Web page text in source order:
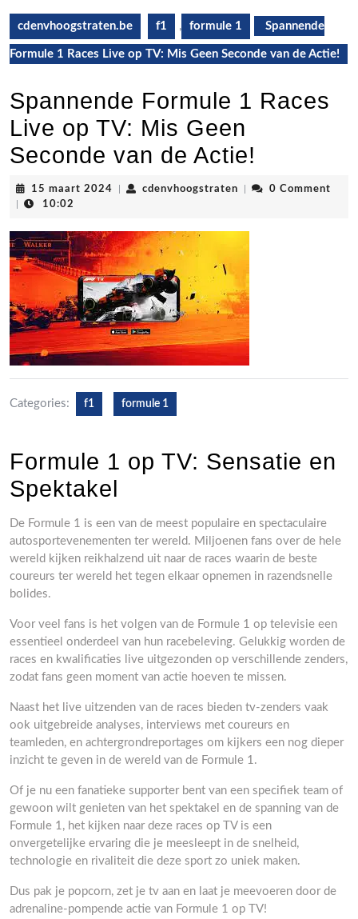
cdenvhoogstraten.be f1 , formule 1 Spannende
Formule 1 Races Live op TV: Mis Geen Seconde van de Actie!
Spannende Formule 1 Races
Live op TV: Mis Geen
Seconde van de Actie!
15 maart 2024 15
cdenvhoogstraten cdenvhoogstraten
0 Comment
10:02
Categories: f1 formule 1
Formule 1 op TV: Sensatie en
Spektakel
De Formule 1 is een van de meest populaire en spectaculaire
autosportevenementen ter wereld. Miljoenen fans over de hele
wereld kijken reikhalzend uit naar de races waarin de beste
coureurs ter wereld het tegen elkaar opnemen in razendsnelle
bolides.
Voor veel fans is het volgen van de Formule 1 op televisie een
essentieel onderdeel van hun racebeleving. Gelukkig worden de
races en kwalificaties live uitgezonden op verschillende zenders,
zodat fans geen moment van actie hoeven te missen.
Naast het live uitzenden van de races bieden tv-zenders vaak
ook uitgebreide analyses, interviews met coureurs en
teamleden, en achtergrondreportages om kijkers een nog dieper
inzicht te geven in de wereld van de Formule 1.
Of je nu een fanatieke supporter bent van een specifiek team of
gewoon wilt genieten van het spektakel en de spanning van de
Formule 1, het kijken naar deze races op TV is een
onvergetelijke ervaring die je meesleept in de snelheid,
technologie en rivaliteit die deze sport zo uniek maken.
Dus pak je popcorn, zet je tv aan en laat je meevoeren door de
adrenaline-pompende actie van Formule 1 op TV!